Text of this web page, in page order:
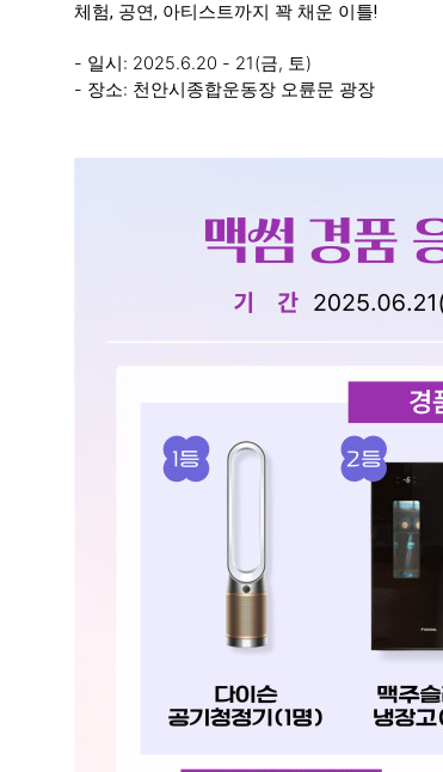
체험, 공연, 아티스트까지 꽉 채운 이틀!
- 일시: 2025.6.20 - 21(금, 토)
- 장소: 천안시종합운동장 오륜문 광장